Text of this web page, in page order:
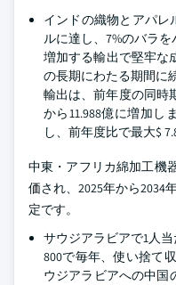
インドの織物とアパレ
ルに達し、7%のバラを
増加する輸出で堅牢な
の長期にわたる期間に
輸出は、前年度の同時
から11.988億に増加し
し、前年度比で最大$
中東・アフリカ綿加工機
価され、2025年から2034
定です。
サウジアラビアで1人
800で毎年、使い捨て
ウジアラビアへの中国